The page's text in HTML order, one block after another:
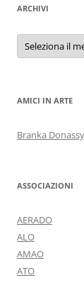
ARCHIVI
Archivi
AMICI IN ARTE
Branka
ASSOCIAZIONI
AERADO
ALO
AMAO
ATO